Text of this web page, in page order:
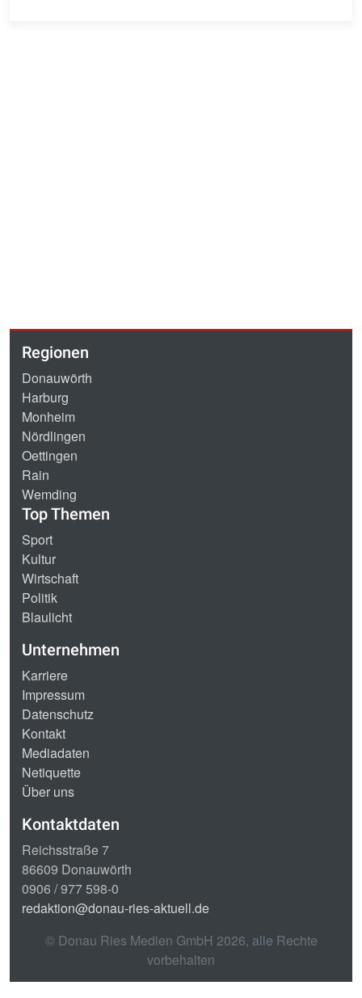
Regionen
Donauwörth
Harburg
Monheim
Nördlingen
Oettingen
Rain
Wemding
Top Themen
Sport
Kultur
Wirtschaft
Politik
Blaulicht
Unternehmen
Karriere
Impressum
Datenschutz
Kontakt
Mediadaten
Netiquette
Über uns
Kontaktdaten
Reichsstraße 7
86609 Donauwörth
0906 / 977 598-0
redaktion@donau-ries-aktuell.de
© Donau Ries Medien GmbH 2026, alle Rechte
vorbehalten